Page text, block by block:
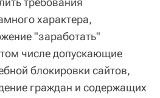
характера,
"заработать"
числе допускающие
блокировки сайтов,
граждан и содержащих